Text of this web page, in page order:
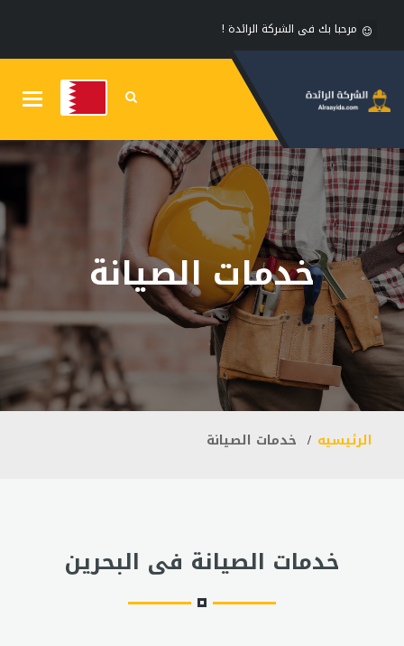
مرحبا بك فى الشركة الرائدة !
خدمات الصيانة
الرئيسيه خدمات الصيانة
خدمات الصيانة فى البحرين